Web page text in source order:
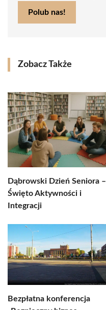
Polub nas!
Zobacz Także
Dąbrowski Dzień Seniora –
Święto Aktywności i
Integracji
Bezpłatna konferencja